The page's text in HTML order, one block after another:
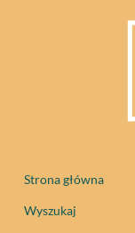
Strona główna
Wyszukaj